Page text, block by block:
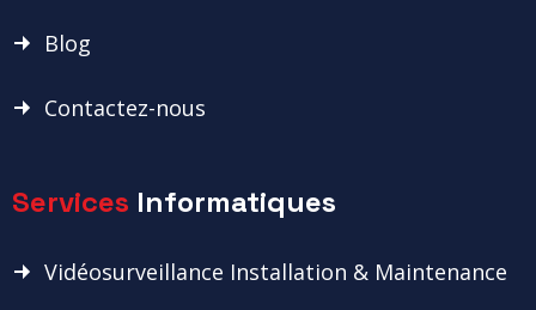
Blog
Contactez-nous
Services Informatiques
Vidéosurveillance Installation & Maintenance